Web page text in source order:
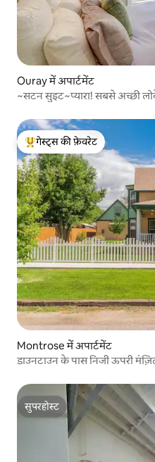
Ouray में अपार्टमेंट
~सटन सुइट~प्यारा! सबसे अच्छी
गेस्ट्स का टॉप फ़ेवरेट
गेस्ट्स की फ़ेवरेट
Montrose में अपार्टमेंट
डाउनटाउन के पास निजी ऊपरी
सुपरहोस्ट
सुपरहोस्ट